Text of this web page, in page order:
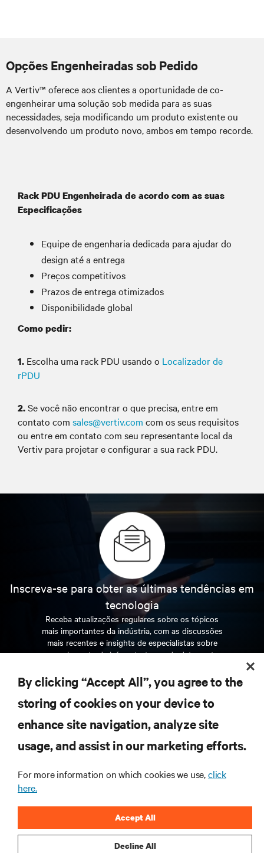
Opções Engenheiradas sob Pedido
A Vertiv™ oferece aos clientes a oportunidade de co-
engenheirar uma solução sob medida para as suas
necessidades, seja modificando um produto existente ou
desenvolvendo um produto novo, ambos em tempo recorde.
Rack PDU Engenheirada de acordo com as suas
Especificações
Equipe de engenharia dedicada para ajudar do
design até a entrega
Preços competitivos
Prazos de entrega otimizados
Disponibilidade global
Como pedir:
1. Escolha uma rack PDU usando o Localizador de
rPDU
2.Se você não encontrar o que precisa, entre em
contato com sales@vertiv.com com os seus requisitos
ou entre em contato com seu representante local da
Vertiv para projetar e configurar a sua rack PDU.
Inscreva-se para obter as últimas tendências em
tecnologia
Receba atualizações regulares sobre os tópicos
mais importantes da indústria, com as discussões
mais recentes e insights de especialistas sobre
gerenciamento de infraestrutura e de data center.
INSCREVA-SE AGORA
RECURSOS
CORPORATIVO
By clicking “Accept All”, you agree to the
storing of cookies on your device to
enhance site navigation, analyze site
usage, and assist in our marketing efforts.
For more information on which cookies we use,click
here.
Decline All
Accept All